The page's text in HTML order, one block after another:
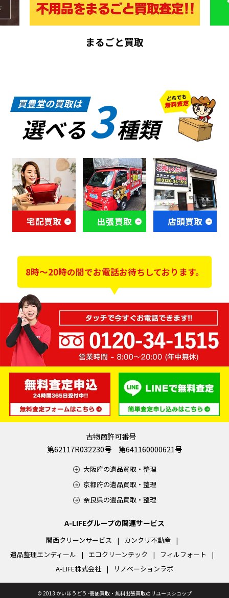
まるごと買取
買豊堂の買取は
選べる3種類
宅配買取 出張買取 店頭買取
8時～20時の間でお電話お待ちしております。
古物商許可番号
第62117R032230号 第641160000621号
大阪府の遺品買取・整理
京都府の遺品買取・整理
奈良県の遺品買取・整理
A-LIFEグループの関連サービス
関西クリーンサービス
カンクリ不動産
遺品整理エンディール
エコクリーンテック
フィルフォート
A-LIFE株式会社
リノベーションラボ
© 2013 かいほうどう -高価買取・無料出張買取のリユースショップ